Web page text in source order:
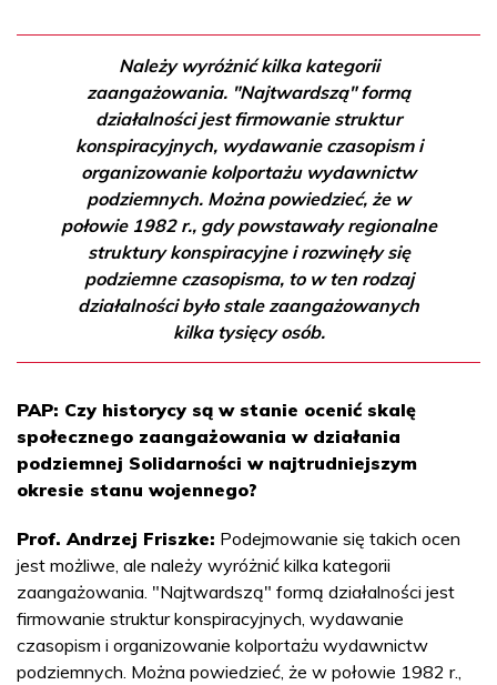
Należy wyróżnić kilka kategorii
zaangażowania. "Najtwardszą" formą
działalności jest firmowanie struktur
konspiracyjnych, wydawanie czasopism i
organizowanie kolportażu wydawnictw
podziemnych. Można powiedzieć, że w
połowie 1982 r., gdy powstawały regionalne
struktury konspiracyjne i rozwinęły się
podziemne czasopisma, to w ten rodzaj
działalności było stale zaangażowanych
kilka tysięcy osób.
PAP: Czy historycy są w stanie ocenić skalę
społecznego zaangażowania w działania
podziemnej Solidarności w najtrudniejszym
okresie stanu wojennego?
Prof. Andrzej Friszke: Podejmowanie się takich ocen
jest możliwe, ale należy wyróżnić kilka kategorii
zaangażowania. "Najtwardszą" formą działalności jest
firmowanie struktur konspiracyjnych, wydawanie
czasopism i organizowanie kolportażu wydawnictw
podziemnych. Można powiedzieć, że w połowie 1982 r.,